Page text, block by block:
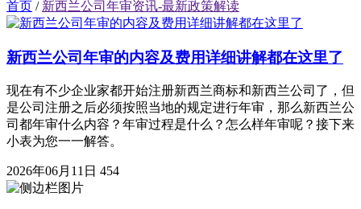
首页 / 新西兰公司年审资讯-最新政策解读
新西兰公司年审的内容及费用详细讲解都在这里了
现在有不少企业家都开始注册新西兰商标和新西兰公司了，但
是公司注册之后必须按照当地的规定进行年审，那么新西兰公
司都年审什么内容？年审过程是什么？怎么样年审呢？接下来
小表为您一一解答。
2026年06月11日 454